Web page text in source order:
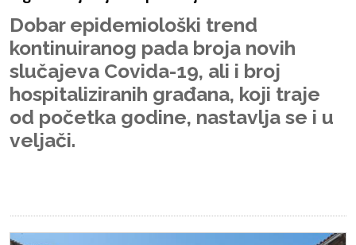
Dobar epidemiološki trend
kontinuiranog pada broja novih
slučajeva Covida-19, ali i broj
hospitaliziranih građana, koji traje
od početka godine, nastavlja se i u
veljači.